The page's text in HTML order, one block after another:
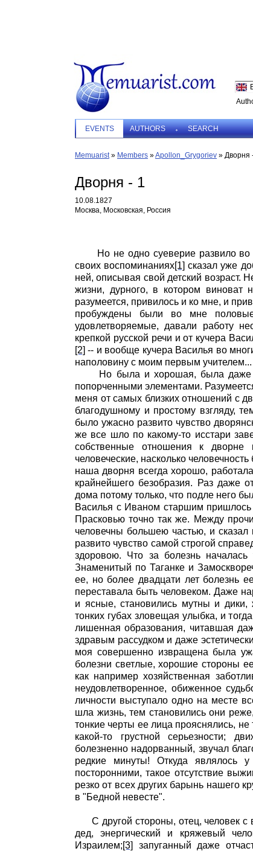
EVENTS AUTHORS SEARCH
Memuarist» Members »Apollon_Grygoriev » Дворня
Дворня - 1
10.08.1827
Москва, Московская, Россия
Но не одно суеверие развило во
своих воспоминаниях[1] сказал уже
ней, описывая свой детский возраст.
жизни, дурного, в котором виноват
разумеется, привилось и ко мне, и
пробуждены были во мне
удовлетворяемые, давали работу
крепкой русской речи и от кучера
[2] -- и вообще кучера Василья во
наполовину с моим первым учителем...
Но была и хорошая, была даже
попорченными элементами.
меня от самых близких отношений с
благодушному и простому взгляду,
было ужасно развито чувство
же все шло по какому-то исстари
собственные отношения к дворне
человеческие, насколько
наша дворня всегда хорошо,
крайнейшего безобразия. Раз даже
дома потому только, что подле него
Василья с Иваном старшим пришлось
Прасковью точно так же. Между
человечны большею частью, и
развито чувство самой строгой
здоровою. Что за болезнь
Знаменитый по Таганке и
ее, но более двадцати лет болезнь
переставала быть человеком. Даже
и ясные, становились мутны и
тонких губах зловещая улыбка, и
лишенная образования, читавшая
здравым рассудком и даже
моя совершенно извращена была
болезни светлые, хорошие стороны
как например хозяйственная
неудовлетворенное, обиженное
личности выступало одно на месте
шла жизнь, тем становились они
тонкие черты ее лица прояснялись, не
какой-то грустной серьезности;
болезненно надорванный, звучал
редкие минуты! Откуда являлось
посторонними, такое отсутствие
резко от всех других барынь нашего
в "Бедной невесте".
С другой стороны, отец, человек
дед, энергический и кряжевый
Израилем;[3]
запуганный даже